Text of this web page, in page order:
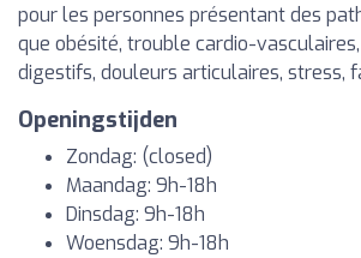
pour les personnes présentant des
que obésité, trouble cardio-
digestifs, douleurs articulaires, stress,
Openingstijden
Zondag: (closed)
Maandag: 9h-18h
Dinsdag: 9h-18h
Woensdag: 9h-18h